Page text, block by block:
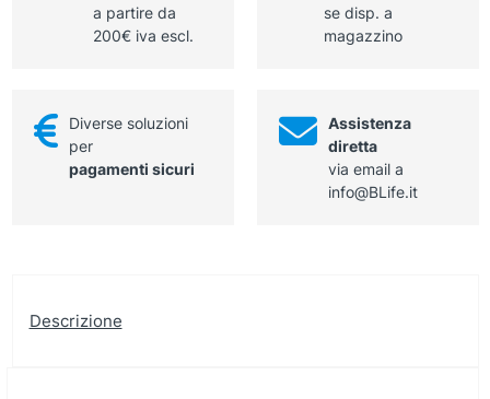
a partire da
200€ iva escl.
se disp. a
magazzino
Diverse soluzioni
per
pagamenti sicuri
Assistenza
diretta
via email a
info@BLife.it
Descrizione